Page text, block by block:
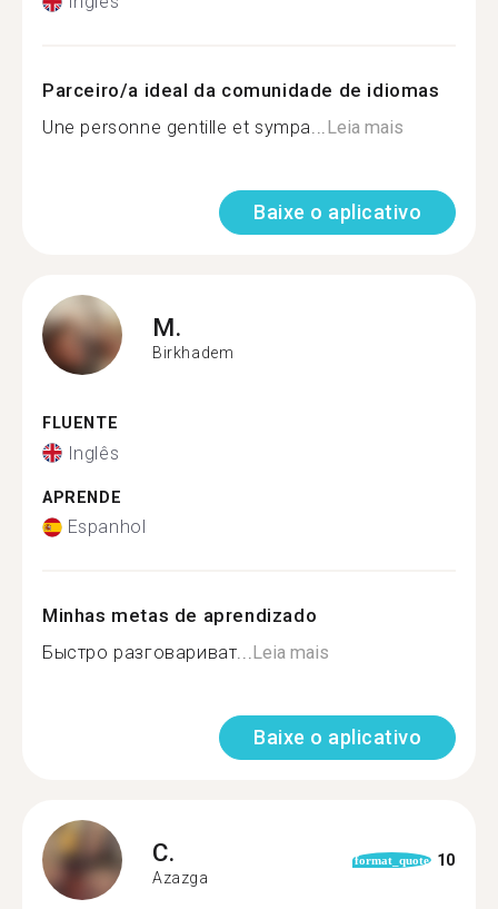
Parceiro/a ideal da comunidade de idiomas
Une personne gentille et sympa...Leia mais
Baixe o aplicativo
M.
Birkhadem
FLUENTE
Inglês
APRENDE
Espanhol
Minhas metas de aprendizado
Быстро разговариват...Leia mais
Baixe o aplicativo
C.
Azazga
format_quote 10